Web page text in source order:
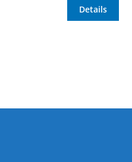
Details